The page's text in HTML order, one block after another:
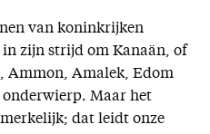
van koninkrijken
zijn strijd om Kanaän, of
Ammon, Amalek, Edom
onderwierp. Maar het
dat leidt onze